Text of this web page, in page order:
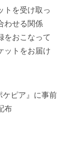
トを受け取っ
わせる関係
をおこなって
ットをお届け
ケピア』に事前
布